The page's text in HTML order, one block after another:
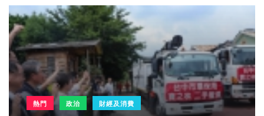
熱門 政治 財經及消費